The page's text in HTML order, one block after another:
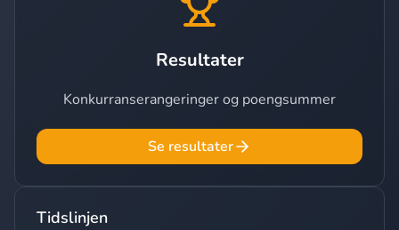
Resultater
Konkurranserangeringer og poengsummer
Se resultater
Tidslinjen